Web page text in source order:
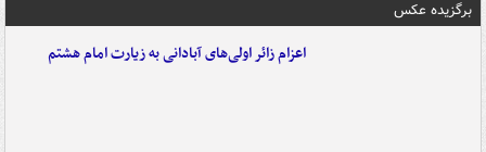
برگزیده عکس
اعزام زائر اولی‌های آبادانی به زیارت امام هشتم